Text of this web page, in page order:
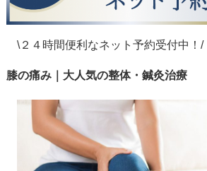
\２４時間便利なネット予約受付中！/
膝の痛み｜大人気の整体・鍼灸治療